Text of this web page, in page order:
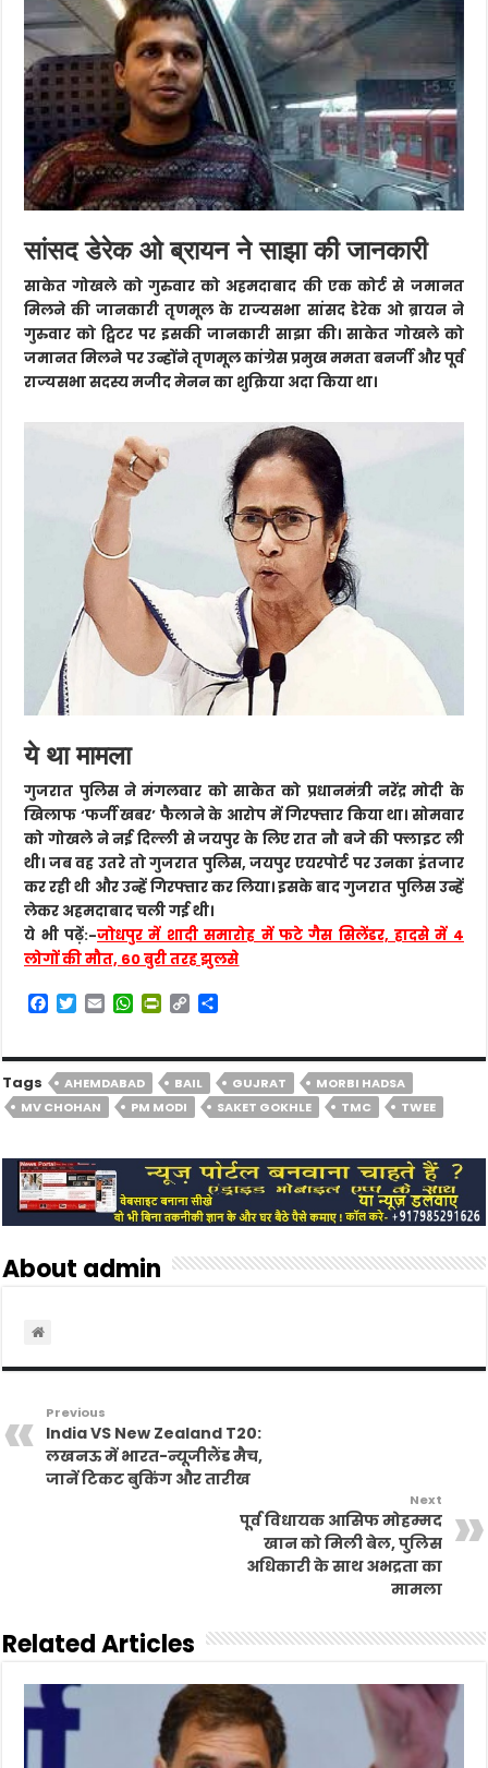
सांसद डेरेक ओ ब्रायन ने साझा की जानकारी
साकेत गोखले को गुरुवार को अहमदाबाद की एक कोर्ट से जमानत
मिलने की जानकारी तृणमूल के राज्यसभा सांसद डेरेक ओ ब्रायन ने
गुरुवार को ट्विटर पर इसकी जानकारी साझा की। साकेत गोखले को
जमानत मिलने पर उन्होंने तृणमूल कांग्रेस प्रमुख ममता बनर्जी और पूर्व
राज्यसभा सदस्य मजीद मेनन का शुक्रिया अदा किया था।
ये था मामला
गुजरात पुलिस ने मंगलवार को साकेत को प्रधानमंत्री नरेंद्र मोदी के
खिलाफ ‘फर्जी खबर’ फैलाने के आरोप में गिरफ्तार किया था। सोमवार
को गोखले ने नई दिल्ली से जयपुर के लिए रात नौ बजे की फ्लाइट ली
थी। जब वह उतरे तो गुजरात पुलिस, जयपुर एयरपोर्ट पर उनका इंतजार
कर रही थी और उन्हें गिरफ्तार कर लिया। इसके बाद गुजरात पुलिस उन्हें
लेकर अहमदाबाद चली गई थी।
ये भी पढ़ें:-जोधपुर में शादी समारोह में फटे गैस सिलेंडर, हादसे में 4
लोगों की मौत, 60 बुरी तरह झुलसे
F
e
b
o
o
T
t
t
e
r
E
i
l
W
t
s
A
p
P
n
t
F
r
e
n
d
l
C
y
L
i
n
r
e
Tags AHEMDABAD BAIL GUJRAT
MORBI HADSA
MV CHOHAN
PM MODI SAKET GOKHLE TMC TWEE
About admin
Previous
India VS New Zealand T20:
लखनऊ में भारत-न्यूजीलैंड मैच,
जानें टिकट बुकिंग और तारीख
Next
पूर्व विधायक आसिफ मोहम्मद
खान को मिली बेल, पुलिस
अधिकारी के साथ अभद्रता का
मामला
Related Articles